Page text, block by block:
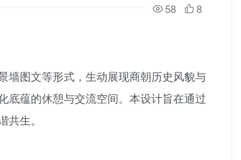
58 8
墙图文等形式，生动展现商朝历史风貌与
底蕴的休憩与交流空间。本设计旨在通过
生。